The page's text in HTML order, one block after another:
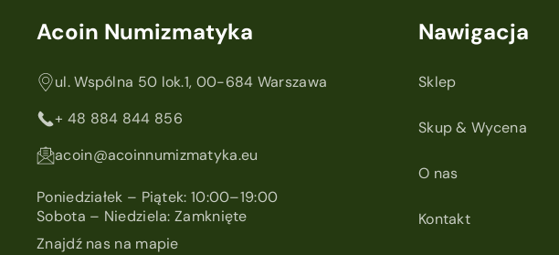
Acoin Numizmatyka
ul. Wspólna 50 lok.1, 00-684 Warszawa
+ 48 884 844 856
acoin@acoinnumizmatyka.eu
Poniedziałek – Piątek: 10:00–19:00
Sobota – Niedziela: Zamknięte
Znajdź nas na mapie
Nawigacja
Sklep
Skup & Wycena
O nas
Kontakt